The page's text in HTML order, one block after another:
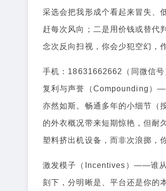
采选会把我形成个看起来冒失、
赶每次风向；二是用价钱或替代
念次反向扫视，你会少犯空幻，
手机：18631662662（同微信号
复利与声誉（Compounding）
亦然如斯。畅通多年的小细节（
的外衣概况带来短期惊艳，但耐
塑料挤出机设备，而非次浪掷，
激发模子（Incentives）——谁从
刻下，分明晰是、平台还是你的